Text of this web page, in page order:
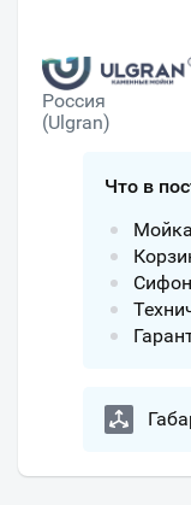
Россия
(Ulgran)
Что в
Мойка
Сифон